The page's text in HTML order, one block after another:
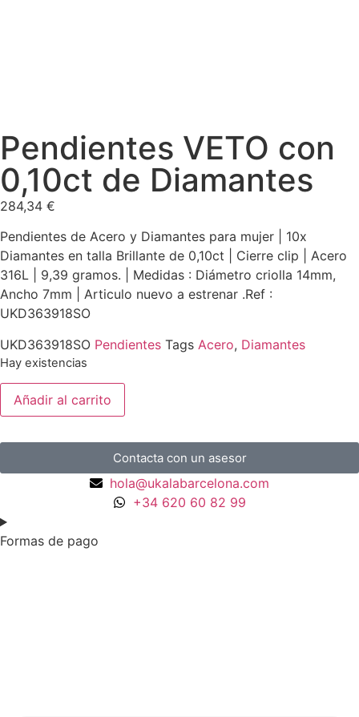
Pendientes VETO con
0,10ct de Diamantes
284,34 €
Pendientes de Acero y Diamantes para mujer | 10x
Diamantes en talla Brillante de 0,10ct | Cierre clip | Acero
316L | 9,39 gramos. | Medidas : Diámetro criolla 14mm,
Ancho 7mm | Articulo nuevo a estrenar .Ref :
UKD363918SO
UKD363918SO Pendientes Tags Acero, Diamantes
Hay existencias
Añadir al carrito
Contacta con un asesor
hola@ukalabarcelona.com
+34 620 60 82 99
Formas de pago